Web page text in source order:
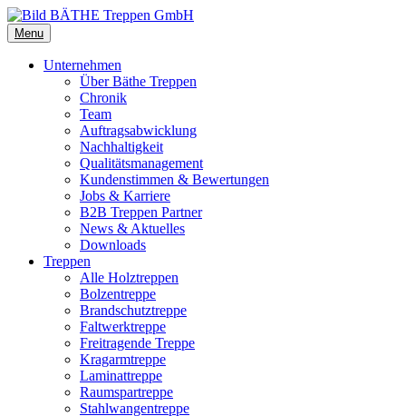
Menu
Unternehmen
Über Bäthe Treppen
Chronik
Team
Auftragsabwicklung
Nachhaltigkeit
Qualitätsmanagement
Kundenstimmen & Bewertungen
Jobs & Karriere
B2B Treppen Partner
News & Aktuelles
Downloads
Treppen
Alle Holztreppen
Bolzentreppe
Brandschutztreppe
Faltwerktreppe
Freitragende Treppe
Kragarmtreppe
Laminattreppe
Raumspartreppe
Stahlwangentreppe